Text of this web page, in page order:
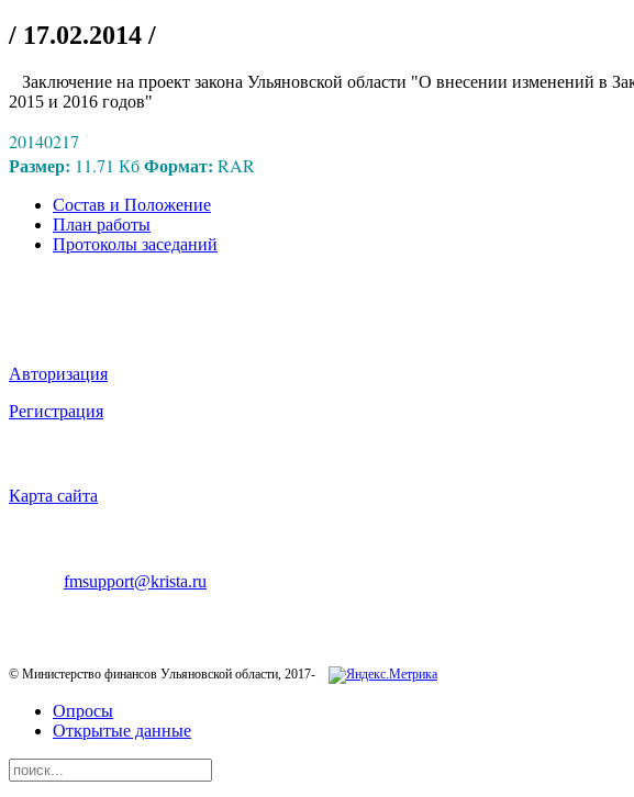
/ 17.02.2014 /
Заключение на проект закона Ульяновской области "О внесении изменений в
2015 и 2016 годов"
20140217
Размер: 11.71 КбФормат: RAR
Состав и Положение
План работы
Протоколы заседаний
Авторизация
Регистрация
Карта сайта
fmsupport@krista.ru
© Министерство финансов Ульяновской области, 2017-
Опросы
Открытые данные